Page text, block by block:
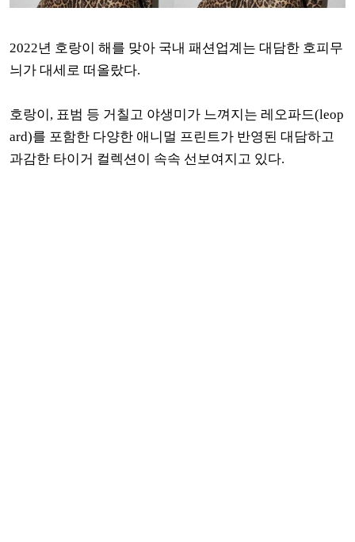
2022년 호랑이 해를 맞아 국내 패션업계는 대담한 호피무
늬가 대세로 떠올랐다.
호랑이, 표범 등 거칠고 야생미가 느껴지는 레오파드(leop
ard)를 포함한 다양한 애니멀 프린트가 반영된 대담하고
과감한 타이거 컬렉션이 속속 선보여지고 있다.